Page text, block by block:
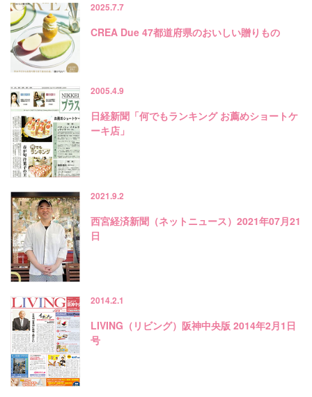
2025.7.7
CREA Due 47都道府県のおいしい贈りもの
2005.4.9
日経新聞「何でもランキング お薦めショートケ
ーキ店」
2021.9.2
西宮経済新聞（ネットニュース）2021年07月21
日
2014.2.1
LIVING（リビング）阪神中央版 2014年2月1日
号